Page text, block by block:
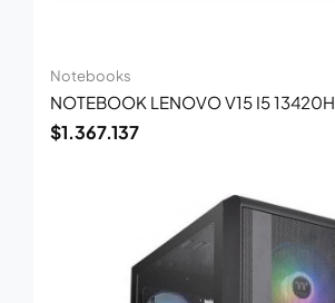
Notebooks
NOTEBOOK LENOVO V15 I5 13420H
$1.367.137